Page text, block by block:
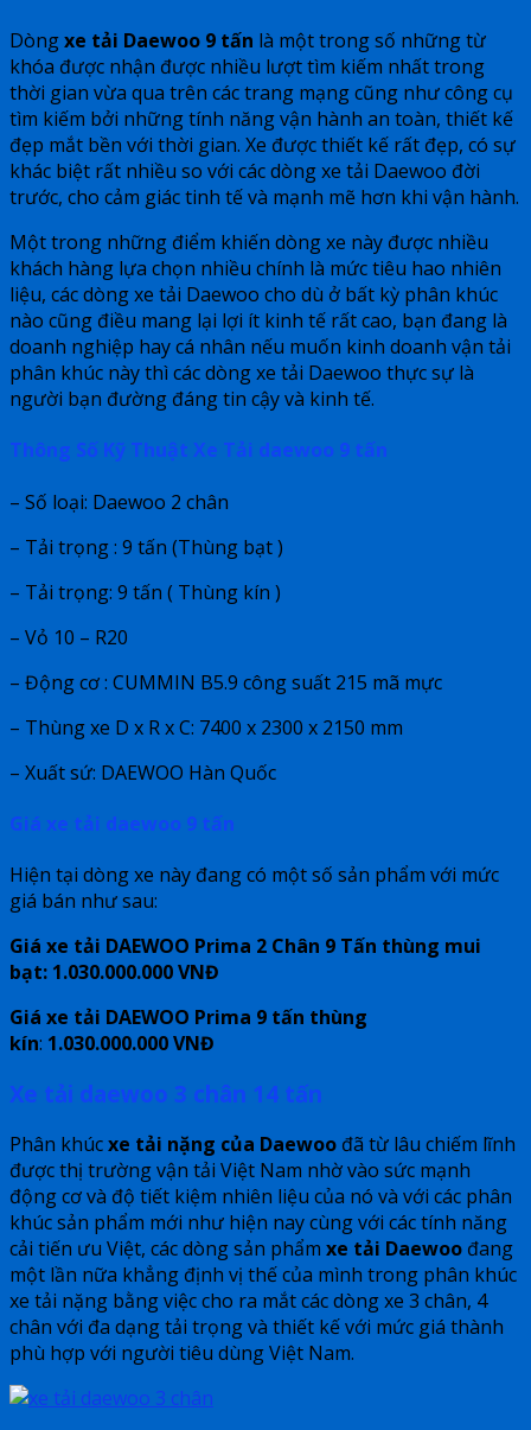
Dòngxe tải Daewoo 9 tấn là một trong số những từ
khóa được nhận được nhiều lượt tìm kiếm nhất trong
thời gian vừa qua trên các trang mạng cũng như công cụ
tìm kiếm bởi những tính năng vận hành an toàn, thiết kế
đẹp mắt bền với thời gian. Xe được thiết kế rất đẹp, có sự
khác biệt rất nhiều so với các dòng xe tải Daewoo đời
trước, cho cảm giác tinh tế và mạnh mẽ hơn khi vận hành.
Một trong những điểm khiến dòng xe này được nhiều
khách hàng lựa chọn nhiều chính là mức tiêu hao nhiên
liệu, các dòng xe tải Daewoo cho dù ở bất kỳ phân khúc
nào cũng điều mang lại lợi ít kinh tế rất cao, bạn đang là
doanh nghiệp hay cá nhân nếu muốn kinh doanh vận tải
phân khúc này thì các dòng xe tải Daewoo thực sự là
người bạn đường đáng tin cậy và kinh tế.
Thông Số Kỹ Thuật Xe Tải daewoo 9 tấn
– Số loại: Daewoo 2 chân
– Tải trọng : 9 tấn (Thùng bạt )
– Tải trọng: 9 tấn ( Thùng kín )
– Vỏ 10 – R20
– Động cơ : CUMMIN B5.9 công suất 215 mã mực
– Thùng xe D x R x C: 7400 x 2300 x 2150 mm
– Xuất sứ: DAEWOO Hàn Quốc
Giá xe tải daewoo 9 tấn
Hiện tại dòng xe này đang có một số sản phẩm với mức
giá bán như sau:
Giá xe tải DAEWOO Prima 2 Chân 9 Tấn thùng mui
bạt: 1.030.000.000 VNĐ
Giá xe tải DAEWOO Prima 9 tấn thùng
kín: 1.030.000.000 VNĐ
Xe tải daewoo 3 chân 14 tấn
Phân khúcxe tải nặng của Daewoo đã từ lâu chiếm lĩnh
được thị trường vận tải Việt Nam nhờ vào sức mạnh
động cơ và độ tiết kiệm nhiên liệu của nó và với các phân
khúc sản phẩm mới như hiện nay cùng với các tính năng
cải tiến ưu Việt, các dòng sản phẩm xe tải Daewoo đang
một lần nữa khẳng định vị thế của mình trong phân khúc
xe tải nặng bằng việc cho ra mắt các dòng xe 3 chân, 4
chân với đa dạng tải trọng và thiết kế với mức giá thành
phù hợp với người tiêu dùng Việt Nam.